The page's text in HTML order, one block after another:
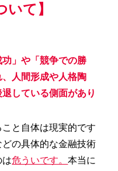
いて】
」や「競争での勝
人間形成や人格陶
している側面があり
こと自体は現実的です
の具体的な金融技術
は危ういです。本当に